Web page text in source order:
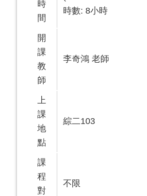
時
間
時數: 8小時
開
課
教
師
李奇鴻 老師
上
課
地
點
綜二103
課
程
對
不限